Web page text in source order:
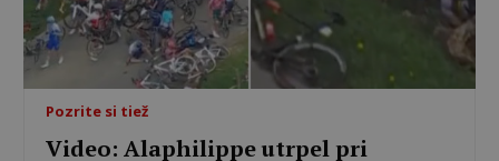
Pozrite si tiež
Video: Alaphilippe utrpel pri